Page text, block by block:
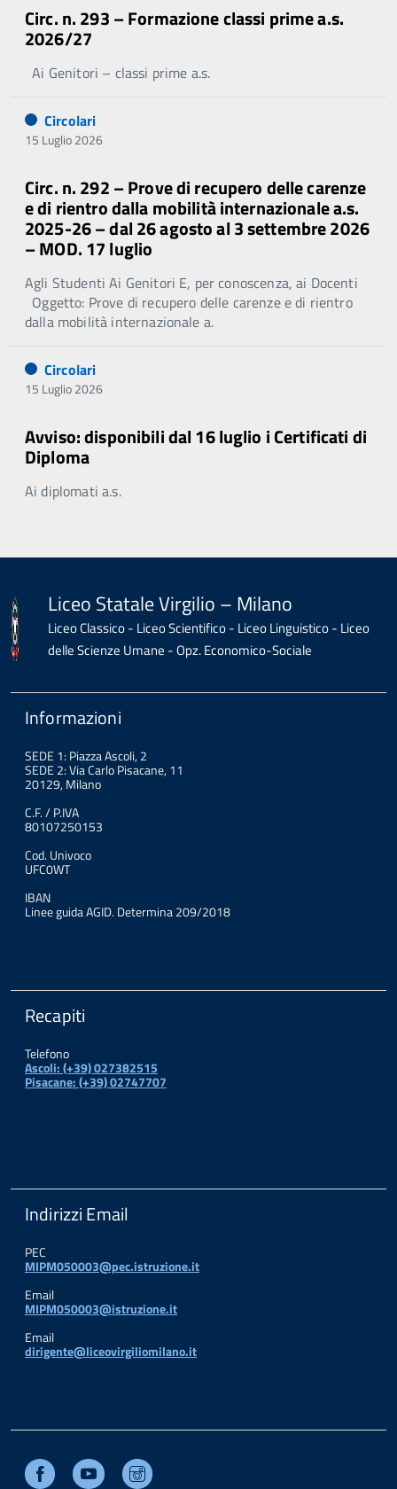
Circ. n. 293 – Formazione classi prime a.s.
2026/27
Ai Genitori – classi prime a.s.
Circolari
15 Luglio 2026
Circ. n. 292 – Prove di recupero delle carenze
e di rientro dalla mobilità internazionale a.s.
2025-26 – dal 26 agosto al 3 settembre 2026
– MOD. 17 luglio
Agli Studenti Ai Genitori E, per conoscenza, ai Docenti
Oggetto: Prove di recupero delle carenze e di rientro
dalla mobilità internazionale a.
Circolari
15 Luglio 2026
Avviso: disponibili dal 16 luglio i Certificati di
Diploma
Ai diplomati a.s.
Liceo Statale Virgilio – Milano
Liceo Classico - Liceo Scientifico - Liceo Linguistico - Liceo
delle Scienze Umane - Opz. Economico-Sociale
Informazioni
SEDE 1: Piazza Ascoli, 2
SEDE 2: Via Carlo Pisacane, 11
20129, Milano
C.F. / P.IVA
80107250153
Cod. Univoco
UFC0WT
IBAN
Linee guida AGID. Determina 209/2018
Recapiti
Telefono
Ascoli: (+39) 027382515
Pisacane: (+39) 02747707
Indirizzi Email
PEC
MIPM050003@pec.istruzione.it
Email
MIPM050003@istruzione.it
Email
dirigente@liceovirgiliomilano.it
Facebook Youtube